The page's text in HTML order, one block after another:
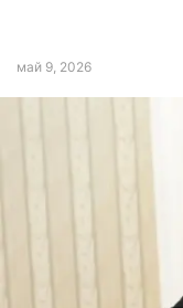
май 9, 2026